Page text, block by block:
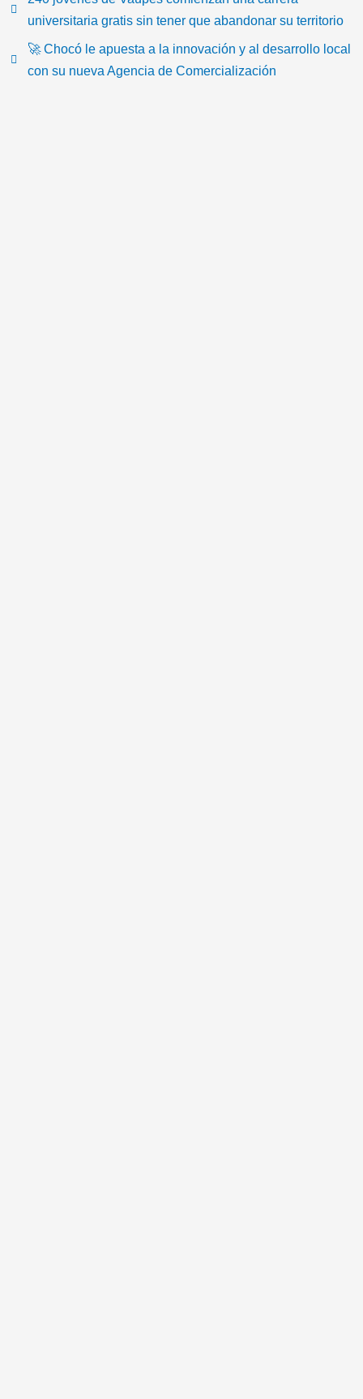
o
k
b
o
o
k
t
e
u
b
a
g
a
-
e
universitaria gratis sin tener que abandonar su territorio
🚀 Chocó le apuesta a la innovación y al desarrollo local
con su nueva Agencia de Comercialización